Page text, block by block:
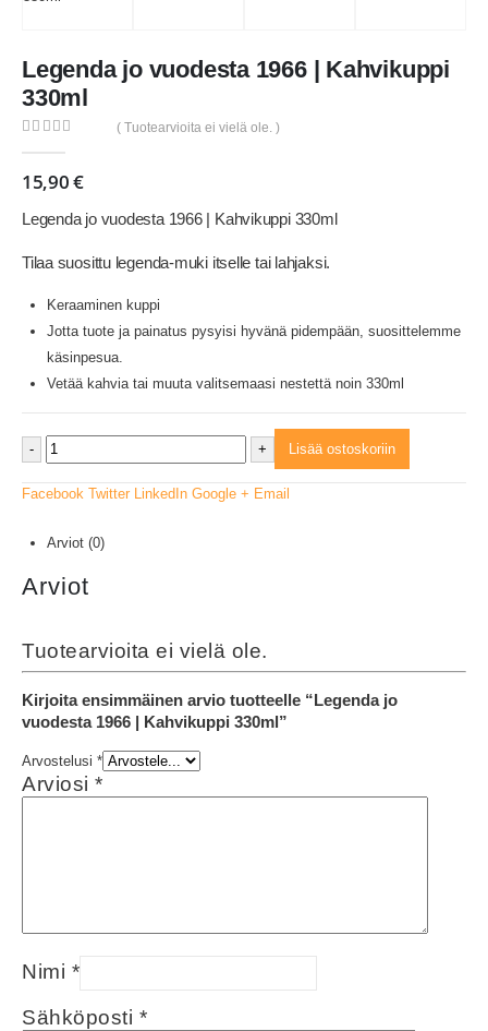
Legenda jo vuodesta 1966 | Kahvikuppi
330ml
( Tuotearvioita ei vielä ole. )
15,90€
Legenda jo vuodesta 1966 | Kahvikuppi 330ml
Tilaa suosittu legenda-muki itselle tai lahjaksi.
Keraaminen kuppi
Jotta tuote ja painatus pysyisi hyvänä pidempään, suosittelemme
käsinpesua.
Vetää kahvia tai muuta valitsemaasi nestettä noin 330ml
- + Lisää ostoskoriin
Facebook Twitter LinkedIn Google + Email
Arviot (0)
Arviot
Tuotearvioita ei vielä ole.
Kirjoita ensimmäinen arvio tuotteelle “Legenda jo
vuodesta 1966 | Kahvikuppi 330ml”
Arvostelusi *
Arviosi *
Nimi *
Sähköposti *